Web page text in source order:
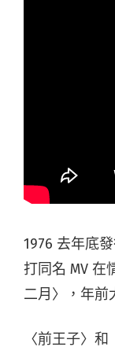
1976 去年底
打同名 MV 在
二月〉，年前
〈前王子〉